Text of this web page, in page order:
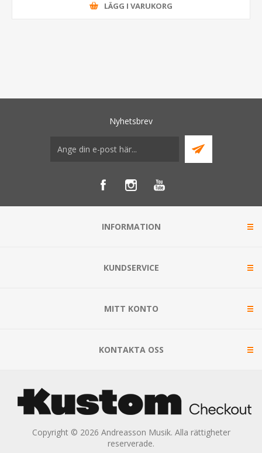
LÄGG I VARUKORG
Nyhetsbrev
INFORMATION
KUNDSERVICE
MITT KONTO
KONTAKTA OSS
Copyright © 2026 Andreasson Musik. Alla rättigheter
reserverade.